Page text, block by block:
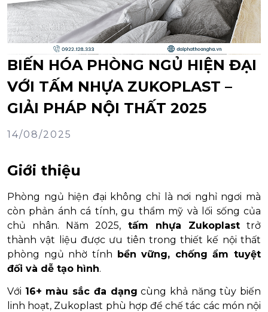
BIẾN HÓA PHÒNG NGỦ HIỆN ĐẠI
VỚI TẤM NHỰA ZUKOPLAST –
GIẢI PHÁP NỘI THẤT 2025
14/08/2025
Giới thiệu
Phòng ngủ hiện đại không chỉ là nơi nghỉ ngơi mà
còn phản ánh cá tính, gu thẩm mỹ và lối sống của
chủ nhân. Năm 2025, tấm nhựa Zukoplasttrở
thành vật liệu được ưu tiên trong thiết kế nội thất
phòng ngủ nhờ tính bền vững, chống ẩm tuyệt
đối và dễ tạo hình.
Với 16+ màu sắc đa dạng cùng khả năng tùy biến
linh hoạt, Zukoplast phù hợp để chế tác các món nội